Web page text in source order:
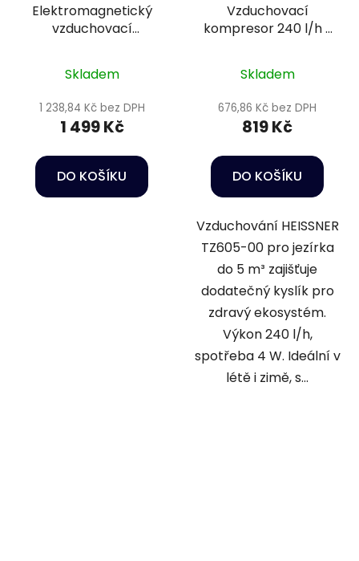
Elektromagnetický
vzduchovací
Skladem
1 238,84 Kč bez DPH
1 499 Kč
DO KOŠÍKU
Vzduchovací
kompresor 240 l/h s
Skladem
676,86 Kč bez DPH
819 Kč
DO KOŠÍKU
Vzduchování HEISSNER
TZ605-00 pro jezírka
do 5 m³ zajišťuje
dodatečný kyslík pro
zdravý ekosystém.
Výkon 240 l/h,
spotřeba 4 W. Ideální v
létě i zimě, s...